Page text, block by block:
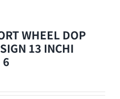
WHEEL DOP
13 INCHI
6